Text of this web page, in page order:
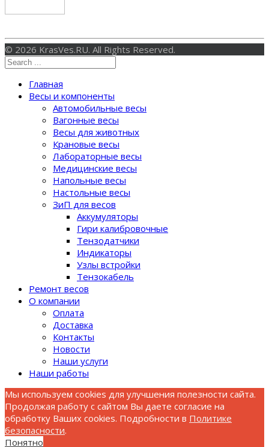
© 2026 KrasVes.RU. All Rights Reserved.
Главная
Весы и компоненты
Автомобильные весы
Вагонные весы
Весы для животных
Крановые весы
Лабораторные весы
Медицинские весы
Напольные весы
Настольные весы
ЗиП для весов
Аккумуляторы
Гири калибровочные
Тензодатчики
Индикаторы
Узлы встройки
Тензокабель
Ремонт весов
О компании
Оплата
Доставка
Контакты
Новости
Наши услуги
Наши работы
Мы используем cookies для улучшения полезности сайта.
Продолжая работу с сайтом Вы даете согласие на
обработку Ваших cookies. Подробности в Политике
безопасности.
Понятно